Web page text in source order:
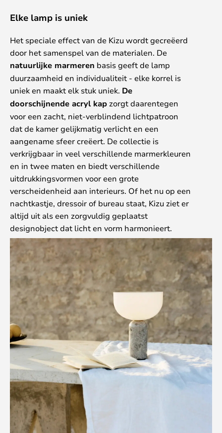
Elke lamp is uniek
Het speciale effect van de Kizu wordt gecreëerd
door het samenspel van de materialen. De
natuurlijke marmeren basis geeft de lamp
duurzaamheid en individualiteit - elke korrel is
uniek en maakt elk stuk uniek. De
doorschijnende acryl kap zorgt daarentegen
voor een zacht, niet-verblindend lichtpatroon
dat de kamer gelijkmatig verlicht en een
aangename sfeer creëert. De collectie is
verkrijgbaar in veel verschillende marmerkleuren
en in twee maten en biedt verschillende
uitdrukkingsvormen voor een grote
verscheidenheid aan interieurs. Of het nu op een
nachtkastje, dressoir of bureau staat, Kizu ziet er
altijd uit als een zorgvuldig geplaatst
designobject dat licht en vorm harmonieert.